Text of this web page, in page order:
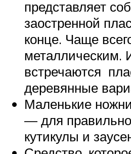
представляет
заостренной
конце. Чаще
металлическим.
встречаются
деревянные
Маленькие
— для
кутикулы и